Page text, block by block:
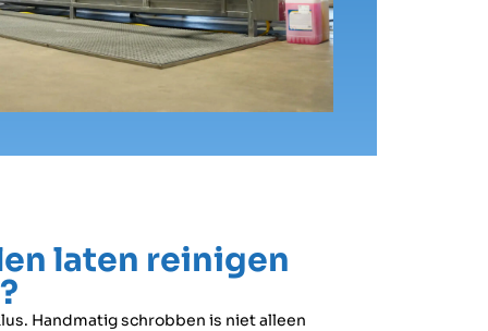
laten reinigen
Handmatig schrobben is niet alleen